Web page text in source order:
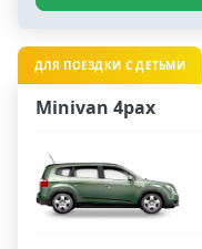
ДЛЯ ПОЕЗДКИ С ДЕТЬМИ
Minivan 4pax